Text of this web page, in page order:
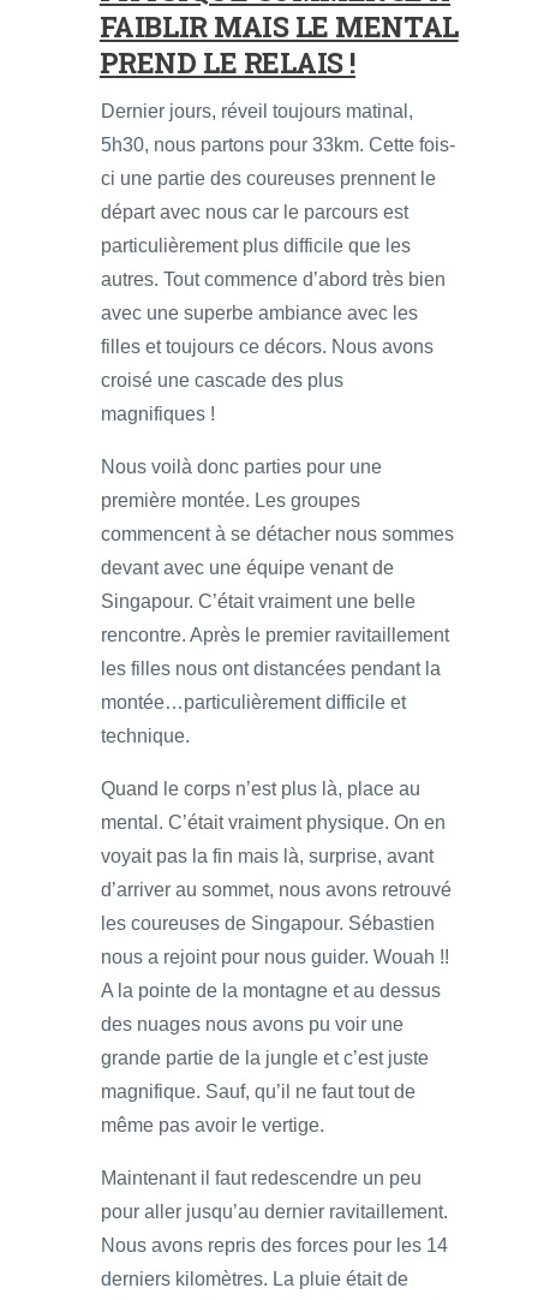
FAIBLIR MAIS LE MENTAL
PREND LE RELAIS !
Dernier jours, réveil toujours matinal,
5h30, nous partons pour 33km. Cette fois-
ci une partie des coureuses prennent le
départ avec nous car le parcours est
particulièrement plus difficile que les
autres. Tout commence d’abord très bien
avec une superbe ambiance avec les
filles et toujours ce décors. Nous avons
croisé une cascade des plus
magnifiques !
Nous voilà donc parties pour une
première montée. Les groupes
commencent à se détacher nous sommes
devant avec une équipe venant de
Singapour. C’était vraiment une belle
rencontre. Après le premier ravitaillement
les filles nous ont distancées pendant la
montée…particulièrement difficile et
technique.
Quand le corps n’est plus là, place au
mental. C’était vraiment physique. On en
voyait pas la fin mais là, surprise, avant
d’arriver au sommet, nous avons retrouvé
les coureuses de Singapour. Sébastien
nous a rejoint pour nous guider. Wouah !!
A la pointe de la montagne et au dessus
des nuages nous avons pu voir une
grande partie de la jungle et c’est juste
magnifique. Sauf, qu’il ne faut tout de
même pas avoir le vertige.
Maintenant il faut redescendre un peu
pour aller jusqu’au dernier ravitaillement.
Nous avons repris des forces pour les 14
derniers kilomètres. La pluie était de